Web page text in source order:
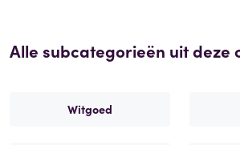
Alle subcategorieën uit deze
Witgoed